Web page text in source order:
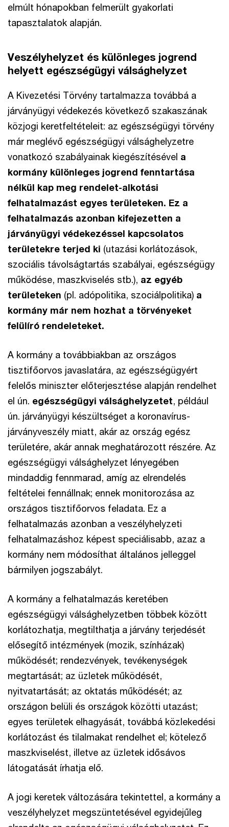
elmúlt hónapokban felmerült gyakorlati
tapasztalatok alapján.
Veszélyhelyzet és különleges jogrend
helyett egészségügyi válsághelyzet
A Kivezetési Törvény tartalmazza továbbá a
járványügyi védekezés következő szakaszának
közjogi keretfeltételeit: az egészségügyi törvény
már meglévő egészségügyi válsághelyzetre
vonatkozó szabályainak kiegészítésével a
kormány különleges jogrend fenntartása
nélkül kap meg rendelet-alkotási
felhatalmazást egyes területeken. Ez a
felhatalmazás azonban kifejezetten a
járványügyi védekezéssel kapcsolatos
területekre terjed ki (utazási korlátozások,
szociális távolságtartás szabályai, egészségügy
működése, maszkviselés stb.), az egyéb
területeken (pl. adópolitika, szociálpolitika) a
kormány már nem hozhat a törvényeket
felülíró rendeleteket.
A kormány a továbbiakban az országos
tisztifőorvos javaslatára, az egészségügyért
felelős miniszter előterjesztése alapján rendelhet
el ún. egészségügyi válsághelyzetet, például
ún. járványügyi készültséget a koronavírus-
járványveszély miatt, akár az ország egész
területére, akár annak meghatározott részére. Az
egészségügyi válsághelyzet lényegében
mindaddig fennmarad, amíg az elrendelés
feltételei fennállnak; ennek monitorozása az
országos tisztifőorvos feladata. Ez a
felhatalmazás azonban a veszélyhelyzeti
felhatalmazáshoz képest speciálisabb, azaz a
kormány nem módosíthat általános jelleggel
bármilyen jogszabályt.
A kormány a felhatalmazás keretében
egészségügyi válsághelyzetben többek között
korlátozhatja, megtilthatja a járvány terjedését
elősegítő intézmények (mozik, színházak)
működését; rendezvények, tevékenységek
megtartását; az üzletek működését,
nyitvatartását; az oktatás működését; az
országon belüli és országok közötti utazást;
egyes területek elhagyását, továbbá közlekedési
korlátozást és tilalmakat rendelhet el; kötelező
maszkviselést, illetve az üzletek idősávos
látogatását írhatja elő.
A jogi keretek változására tekintettel, a kormány a
veszélyhelyzet megszüntetésével egyidejűleg